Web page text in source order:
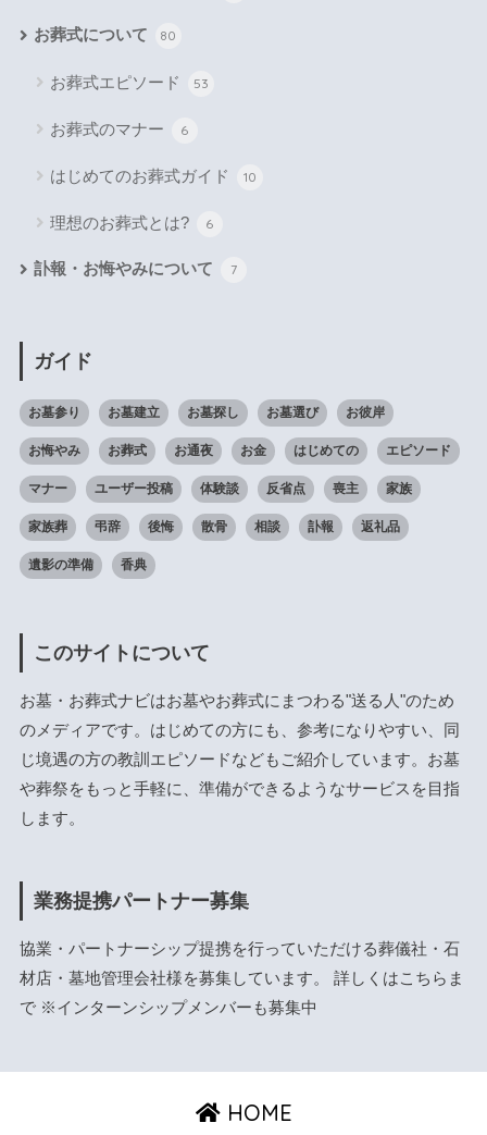
お葬式について 80
お葬式エピソード 53
お葬式のマナー 6
はじめてのお葬式ガイド 10
理想のお葬式とは? 6
訃報・お悔やみについて 7
ガイド
お墓参り お墓建立 お墓探し お墓選び お彼岸
お悔やみ お葬式 お通夜 お金 はじめての エピソード
マナー ユーザー投稿 体験談 反省点 喪主 家族
家族葬 弔辞 後悔 散骨 相談 訃報 返礼品
遺影の準備 香典
このサイトについて
お墓・お葬式ナビはお墓やお葬式にまつわる"送る人"のため
のメディアです。はじめての方にも、参考になりやすい、同
じ境遇の方の教訓エピソードなどもご紹介しています。お墓
や葬祭をもっと手軽に、準備ができるようなサービスを目指
します。
業務提携パートナー募集
協業・パートナーシップ提携を行っていただける葬儀社・石
材店・墓地管理会社様を募集しています。 詳しくはこちら ま
で ※インターンシップメンバーも募集中
HOME